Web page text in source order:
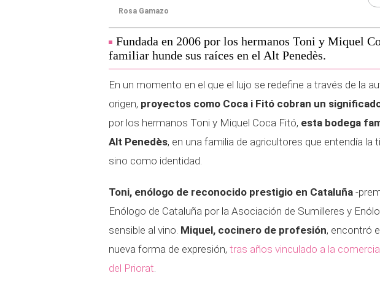
Rosa Gamazo
Fundada en 2006 por los hermanos Toni y Miquel
familiar hunde sus raíces en el Alt Penedès.
En un momento en el que el lujo se redefine a través de la
origen, proyectos como Coca i Fitó cobran un
por los hermanos Toni y Miquel Coca Fitó, esta bodega
Alt Penedès, en una familia de agricultores que entendía
sino como identidad.
Toni, enólogo de reconocido prestigio en Cataluña -
Enólogo de Cataluña por la Asociación de Sumilleres y
sensible al vino. Miquel, cocinero de profesión, encontró
nueva forma de expresión, tras años vinculado a la
del Priorat.